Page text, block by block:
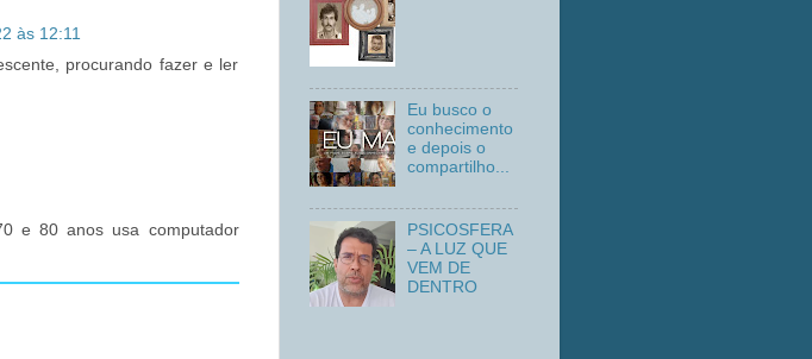
às 12:11
procurando fazer e ler
e 80 anos usa computador
Eu busco o
conhecimento
e depois o
compartilho...
PSICOSFERA
– A LUZ QUE
VEM DE
DENTRO